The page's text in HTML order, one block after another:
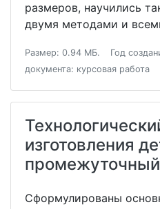
размеров, научились
двумя методами и
Размер: 0.94 МБ. Год
документа: курсовая работа
изготовления
Сформулированы